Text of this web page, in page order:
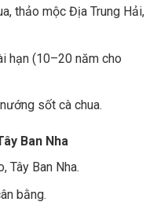
thảo mộc Địa Trung Hải,
hạn (10–20 năm cho
sốt cà chua.
Ban Nha
Tây Ban Nha.
bằng.